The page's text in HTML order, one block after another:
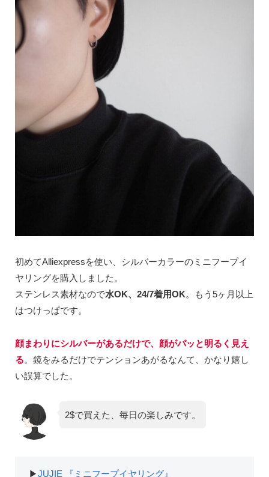
初めてAlliexpressを使い、シルバーカラーのミニフープイ
ヤリングを購入しました。
ステンレス素材なので水OK、24/7着用OK。もう5ヶ月以上
はつけっぱです。
顔まわりにシルバーがあるだけで、顔がパッと明るく見え
る。鏡をみるだけでテンションあがるなんて、かなり嬉し
い誤算でした。
2$で買えた、毎日の楽しみです。
▶︎JUJIE 『ミニフープイヤリング』